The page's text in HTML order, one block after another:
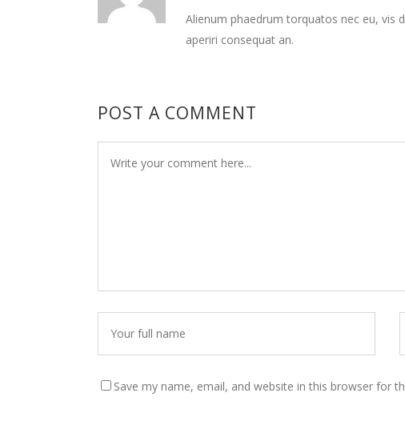
Alienum phaedrum torquatos nec eu, vis
aperiri consequat an.
POST A COMMENT
Save my name, email, and website in this browser for